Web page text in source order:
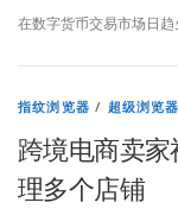
在数字货币交易市场日
指纹浏览器 / 超级浏览器
跨境电商卖
理多个店铺